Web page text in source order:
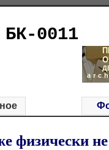
0011
физически